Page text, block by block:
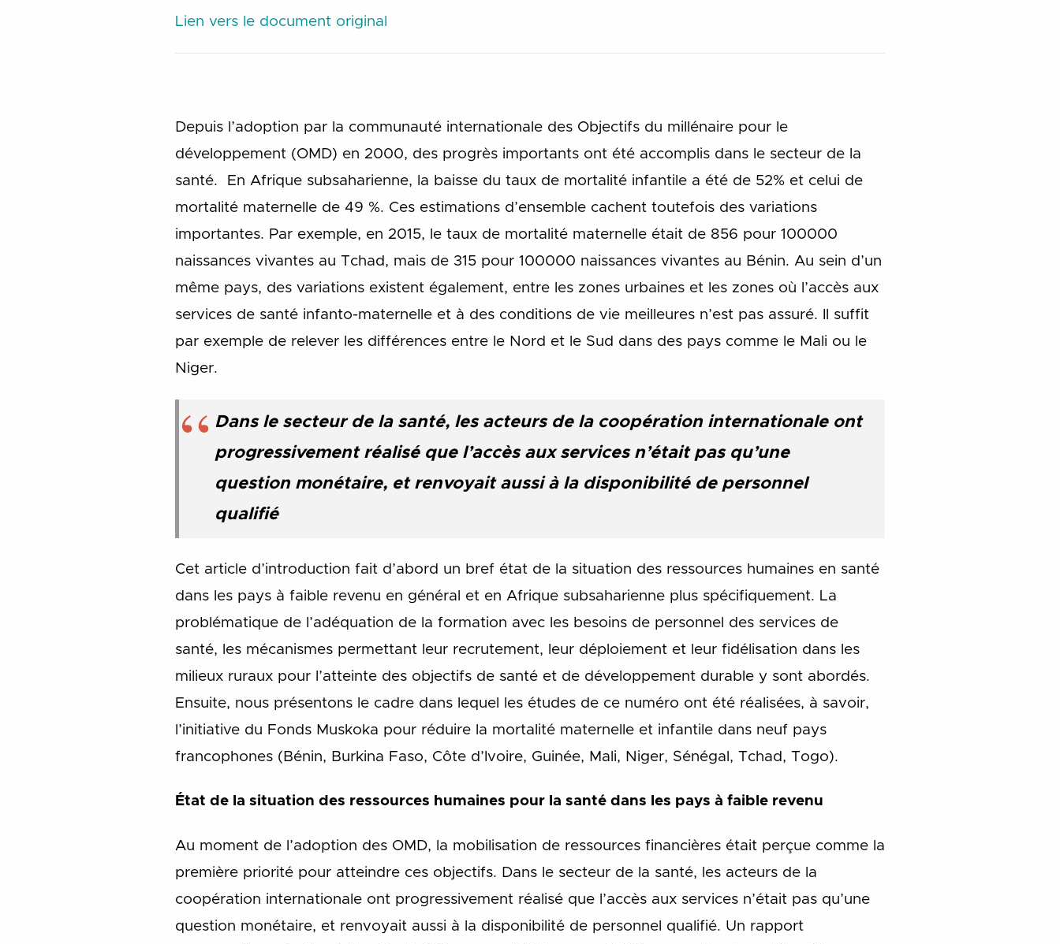
Lien vers le document original
Depuis l’adoption par la communauté internationale des Objectifs du millénaire pour le
développement (OMD) en 2000, des progrès importants ont été accomplis dans le secteur de la
santé. En Afrique subsaharienne, la baisse du taux de mortalité infantile a été de 52% et celui de
mortalité maternelle de 49 %. Ces estimations d’ensemble cachent toutefois des variations
importantes. Par exemple, en 2015, le taux de mortalité maternelle était de 856 pour 100000
naissances vivantes au Tchad, mais de 315 pour 100000 naissances vivantes au Bénin. Au sein d’un
même pays, des variations existent également, entre les zones urbaines et les zones où l’accès aux
services de santé infanto-maternelle et à des conditions de vie meilleures n’est pas assuré. Il suffit
par exemple de relever les différences entre le Nord et le Sud dans des pays comme le Mali ou le
Niger.
Dans le secteur de la santé, les acteurs de la coopération internationale ont
progressivement réalisé que l’accès aux services n’était pas qu’une
question monétaire, et renvoyait aussi à la disponibilité de personnel
qualifié
Cet article d’introduction fait d’abord un bref état de la situation des ressources humaines en santé
dans les pays à faible revenu en général et en Afrique subsaharienne plus spécifiquement. La
problématique de l’adéquation de la formation avec les besoins de personnel des services de
santé, les mécanismes permettant leur recrutement, leur déploiement et leur fidélisation dans les
milieux ruraux pour l’atteinte des objectifs de santé et de développement durable y sont abordés.
Ensuite, nous présentons le cadre dans lequel les études de ce numéro ont été réalisées, à savoir,
l’initiative du Fonds Muskoka pour réduire la mortalité maternelle et infantile dans neuf pays
francophones (Bénin, Burkina Faso, Côte d’Ivoire, Guinée, Mali, Niger, Sénégal, Tchad, Togo).
État de la situation des ressources humaines pour la santé dans les pays à faible revenu
Au moment de l’adoption des OMD, la mobilisation de ressources financières était perçue comme la
première priorité pour atteindre ces objectifs. Dans le secteur de la santé, les acteurs de la
coopération internationale ont progressivement réalisé que l’accès aux services n’était pas qu’une
question monétaire, et renvoyait aussi à la disponibilité de personnel qualifié. Un rapport